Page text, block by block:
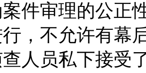
件审理的公正
，不允许有幕
查人员私下接受